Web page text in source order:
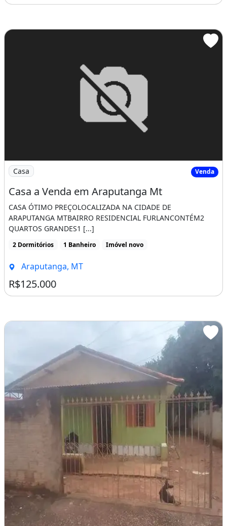
Imagem: Casa a Venda em Araputanga Mt
Casa Venda
Casa a Venda em Araputanga Mt
CASA ÓTIMO PREÇOLOCALIZADA NA CIDADE DE
ARAPUTANGA MTBAIRRO RESIDENCIAL FURLANCONTÉM2
QUARTOS GRANDES1 [...]
2 Dormitórios 1 Banheiro Imóvel novo
Araputanga, MT
R$125.000